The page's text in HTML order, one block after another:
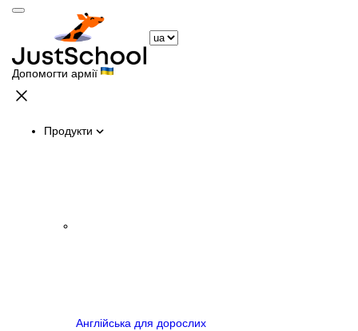
Допомогти армії
Продукти
Англійська для дорослих